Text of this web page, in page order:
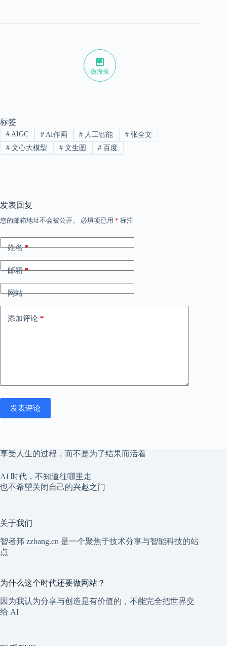
微海报
标签
#AIGC #AI作画 # 人工智能 # 张全文
#文心大模型 #文生图 # 百度
发表回复
您的邮箱地址不会被公开。 必填项已用 * 标注
姓名*
邮箱*
网站
添加评论 *
发表评论
享受人生的过程，而不是为了结果而活着
AI 时代，不知道往哪里走
也不希望关闭自己的兴趣之门
关于我们
智者邦 zzbang.cn 是一个聚焦于技术分享与智能科技的站
点
为什么这个时代还要做网站？
因为我认为分享与创造是有价值的，不能完全把世界交
给 AI